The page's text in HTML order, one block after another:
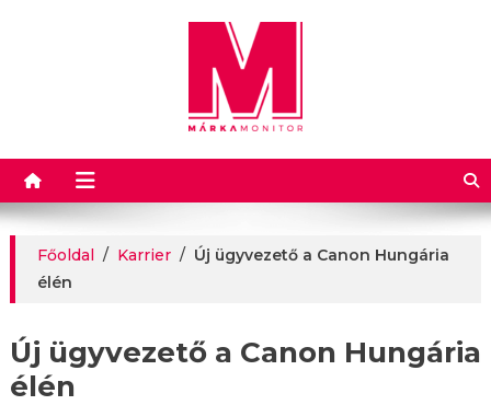
Márkamonitor
Főoldal / Karrier / Új ügyvezető a Canon Hungária
élén
Új ügyvezető a Canon Hungária
élén